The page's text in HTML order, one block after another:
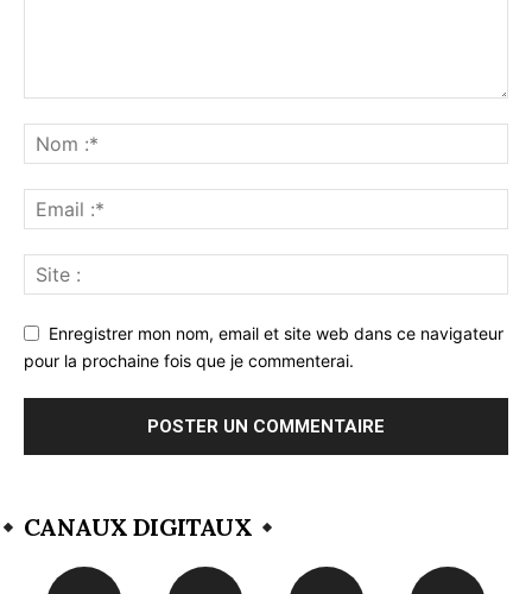
Enregistrer mon nom, email et site web dans ce navigateur
pour la prochaine fois que je commenterai.
CANAUX DIGITAUX